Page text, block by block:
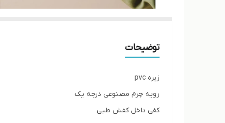
توضیحات
زیره pvc
رویه چرم مصنوعی درجه یک
کفی داخل کفش طبی